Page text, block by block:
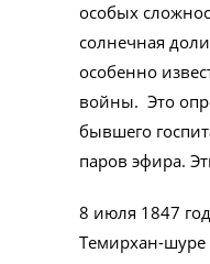
особых
солнечная
особенно
войны. Это
бывшего
паров эфира.
8 июля 1847
Темирхан-шуре